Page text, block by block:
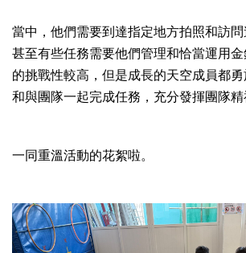
當中，他們需要到達指定地方拍照和訪問
甚至有些任務需要他們管理和恰當運用
的挑戰性較高，但是成長的天空成員都
和與團隊一起完成任務，充分發揮團隊精
一同重溫活動的花絮啦。